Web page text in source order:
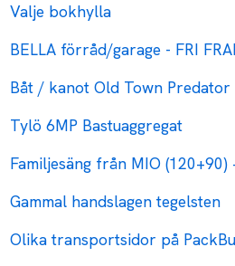
Valje bokhylla
BELLA förråd/garage - FRI
Båt / kanot Old Town Predator
Tylö 6MP Bastuaggregat
Familjesäng från MIO (120+90)
Gammal handslagen tegelsten
Olika transportsidor på